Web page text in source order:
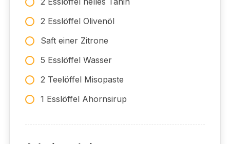
2 Esslöffel Olivenöl
Saft einer Zitrone
5 Esslöffel Wasser
2 Teelöffel Misopaste
1 Esslöffel Ahornsirup